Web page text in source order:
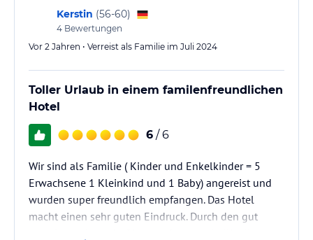
Kerstin (56-60)
4 Bewertungen
Vor 2 Jahren • Verreist als Familie im Juli 2024
Toller Urlaub in einem familenfreundlichen
Hotel
6 / 6
Wir sind als Familie ( Kinder und Enkelkinder = 5
Erwachsene 1 Kleinkind und 1 Baby) angereist und
wurden super freundlich empfangen. Das Hotel
macht einen sehr guten Eindruck. Durch den gut